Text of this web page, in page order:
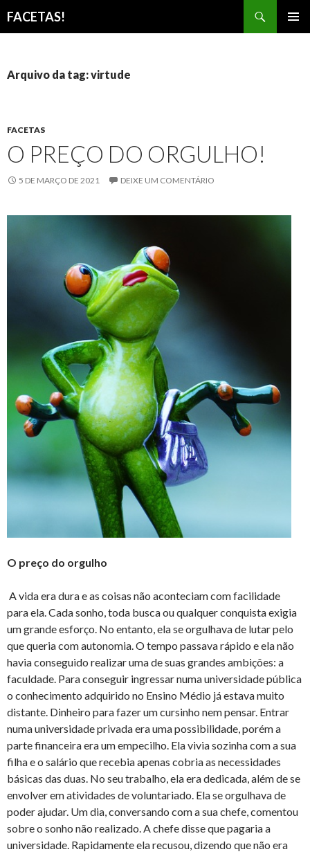
FACETAS!
CONTEÚDO
Arquivo da tag: virtude
FACETAS
O PREÇO DO ORGULHO!
5 DE MARÇO DE 2021 DEIXE UM COMENTÁRIO
O preço do orgulho
A vida era dura e as coisas não aconteciam com facilidade
para ela. Cada sonho, toda busca ou qualquer conquista exigia
um grande esforço. No entanto, ela se orgulhava de lutar pelo
que queria com autonomia. O tempo passava rápido e ela não
havia conseguido realizar uma de suas grandes ambições: a
faculdade. Para conseguir ingressar numa universidade pública
o conhecimento adquirido no Ensino Médio já estava muito
distante. Dinheiro para fazer um cursinho nem pensar. Entrar
numa universidade privada era uma possibilidade, porém a
parte financeira era um empecilho. Ela vivia sozinha com a sua
filha e o salário que recebia apenas cobria as necessidades
básicas das duas. No seu trabalho, ela era dedicada, além de se
envolver em atividades de voluntariado. Ela se orgulhava de
poder ajudar. Um dia, conversando com a sua chefe, comentou
sobre o sonho não realizado. A chefe disse que pagaria a
universidade. Rapidamente ela recusou, dizendo que não era